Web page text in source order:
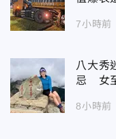
7小時前
八大秀
忌 女
8小時前